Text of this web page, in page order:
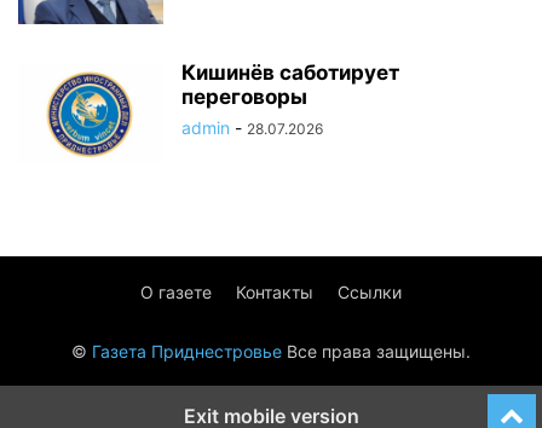
Кишинёв саботирует
переговоры
admin - 28.07.2026
О газете Контакты Ссылки
© Газета Приднестровье Все права защищены.
Exit mobile version